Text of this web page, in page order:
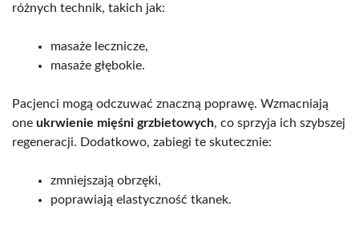
różnych technik, takich jak:
masaże lecznicze,
masaże głębokie.
Pacjenci mogą odczuwać znaczną poprawę. Wzmacniają
one ukrwienie mięśni grzbietowych, co sprzyja ich szybszej
regeneracji. Dodatkowo, zabiegi te skutecznie:
zmniejszają obrzęki,
poprawiają elastyczność tkanek.